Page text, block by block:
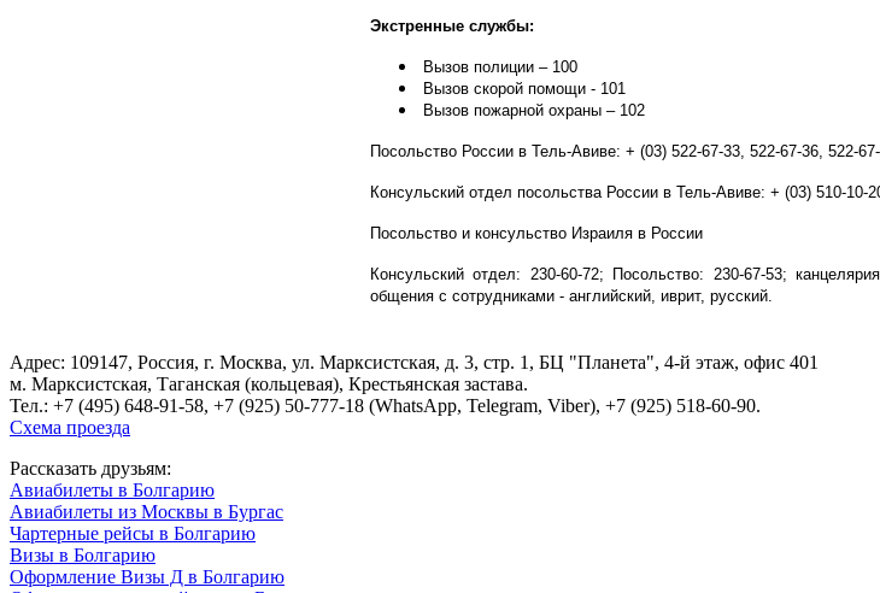
Экстренные службы:
Вызов полиции – 100
Вызов скорой помощи - 101
Вызов пожарной охраны – 102
Посольство России в Тель-Авиве: + (03) 522-67-33, 522-67-36, 522-
Консульский отдел посольства России в Тель-Авиве: + (03) 510-10-
Посольство и консульство Израиля в России
Консульский отдел: 230-60-72; Посольство: 230-67-53;
общения с сотрудниками - английский, иврит, русский.
Адрес: 109147, Россия, г. Москва, ул. Марксистская, д. 3, стр. 1, БЦ "Планета", 4-й этаж, офис 401
м. Марксистская, Таганская (кольцевая), Крестьянская застава.
Тел.: +7 (495) 648-91-58, +7 (925) 50-777-18 (WhatsApp, Telegram, Viber), +7 (925) 518-60-90.
Схема проезда
Рассказать друзьям:
Авиабилеты в Болгарию
Авиабилеты из Москвы в Бургас
Чартерные рейсы в Болгарию
Визы в Болгарию
Оформление Визы Д в Болгарию